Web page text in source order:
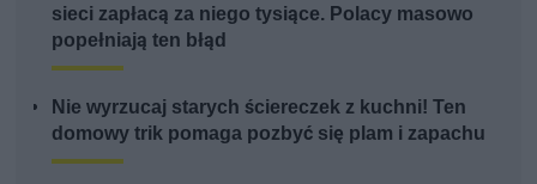
sieci zapłacą za niego tysiące. Polacy masowo
popełniają ten błąd
Nie wyrzucaj starych ściereczek z kuchni! Ten
domowy trik pomaga pozbyć się plam i zapachu